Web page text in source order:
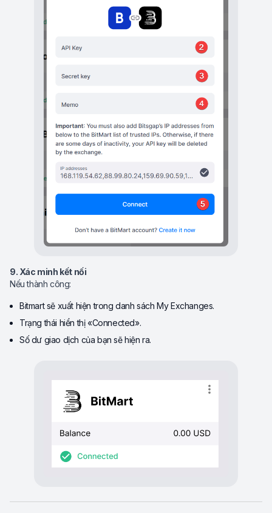
9. Xác minh kết nối
Nếu thành công:
Bitmart sẽ xuất hiện trong danh sách My Exchanges.
Trạng thái hiển thị «Connected».
Số dư giao dịch của bạn sẽ hiện ra.